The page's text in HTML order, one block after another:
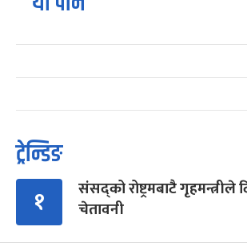
ट्रेन्डिङ
१
संसद्को रोष्ट्रमबाटै गृहमन्त्रीले
चेतावनी